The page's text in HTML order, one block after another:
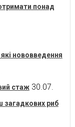
понад
нововведення
стаж 30.07.
загадкових риб